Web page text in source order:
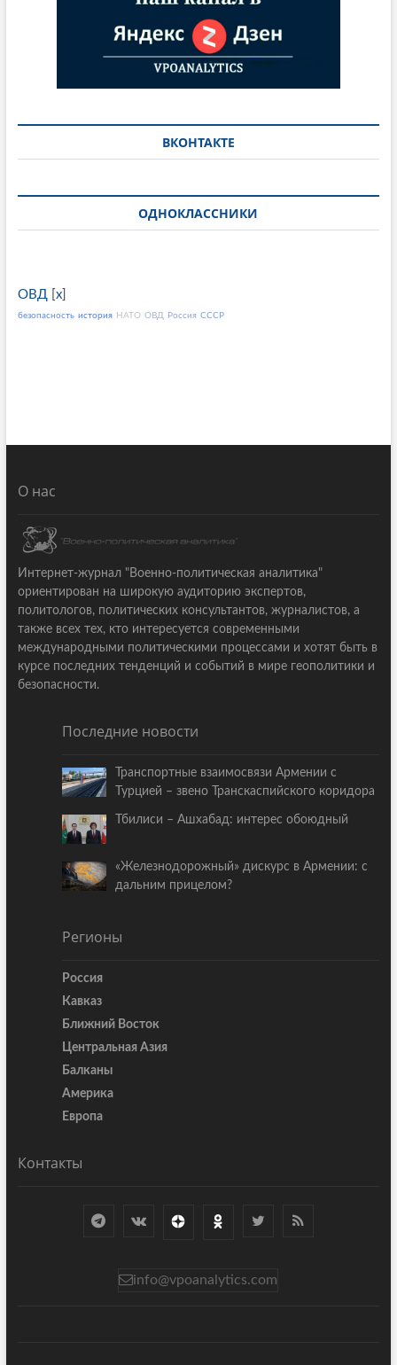
ВКОНТАКТЕ
ОДНОКЛАССНИКИ
ОВД x]
безопасность история НАТО ОВД Россия СССР
О нас
Интернет-журнал "Военно-политическая аналитика"
ориентирован на широкую аудиторию экспертов,
политологов, политических консультантов, журналистов, а
также всех тех, кто интересуется современными
международными политическими процессами и хотят быть в
курсе последних тенденций и событий в мире геополитики и
безопасности.
Последние новости
Транспортные взаимосвязи Армении с
Турцией – звено Транскаспийского коридора
Тбилиси – Ашхабад: интерес обоюдный
«Железнодорожный» дискурс в Армении: с
дальним прицелом?
Регионы
Россия
Кавказ
Ближний Восток
Центральная Азия
Балканы
Америка
Европа
Контакты
info@vpoanalytics.com